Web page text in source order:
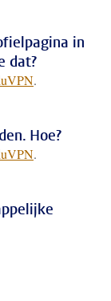
in
dat?
.
Hoe?
.